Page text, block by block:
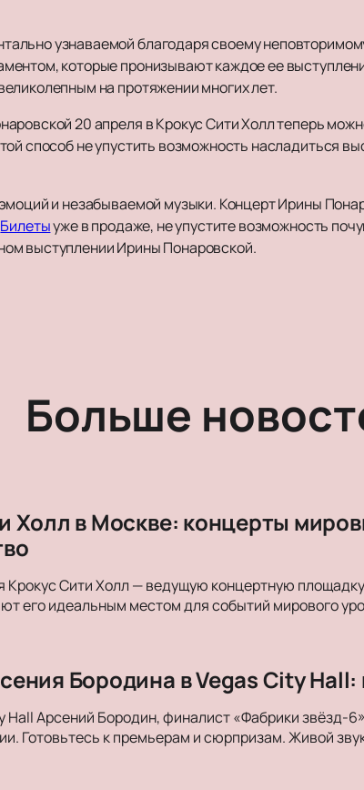
узнаваемой благодаря своему
которые пронизывают каждое ее
на протяжении многих лет.
20 апреля в Крокус Сити Холл теперь
способ не упустить возможность насладиться
и незабываемой музыки. Концерт Ирины
Билетыуже в продаже, не упустите возможность
выступлении Ирины Понаровской.
Больше
Холл в Москве: концерты
Крокус Сити Холл — ведущую концертную
его идеальным местом для событий мирового
Бородина в Vegas City
Hall Арсений Бородин, финалист «Фабрики звёзд-
Готовьтесь к премьерам и сюрпризам. Живой